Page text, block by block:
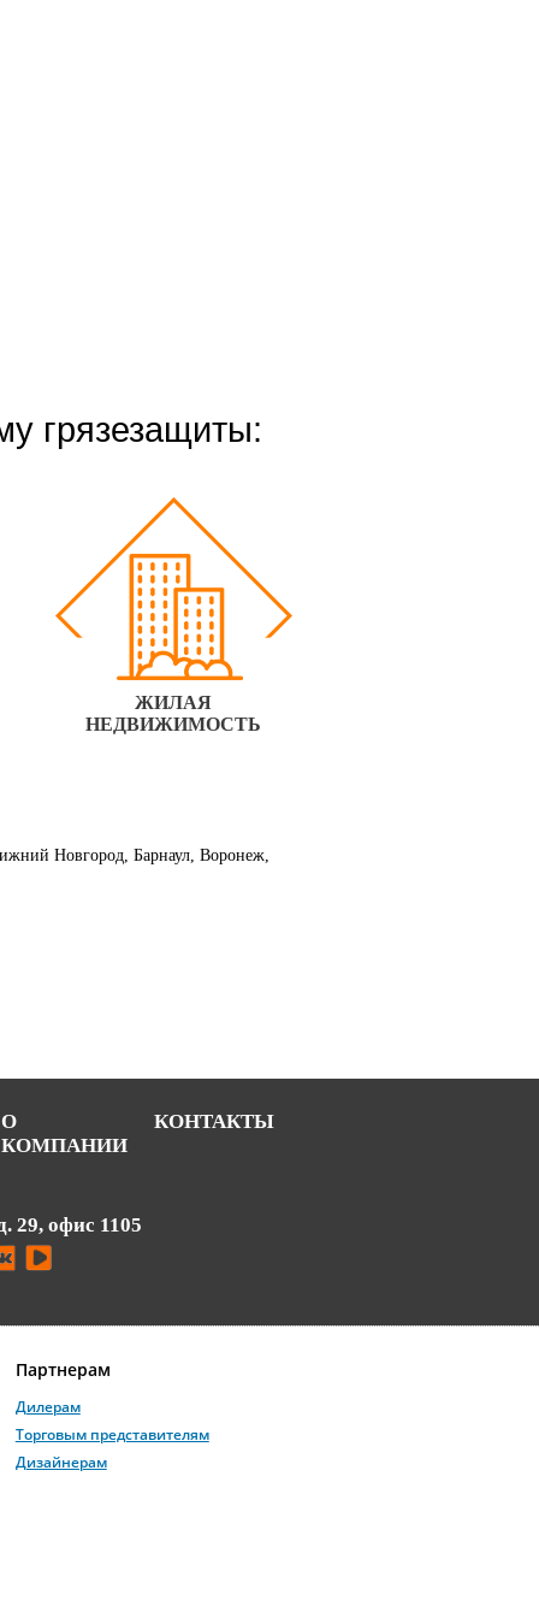
грязезащиты:
ЖИЛАЯ
НЕДВИЖИМОСТЬ
Новгород, Барнаул, Воронеж,
О
КОМПАНИИ
КОНТАКТЫ
29, офис 1105
Партнерам
Дилерам
Торговым представителям
Дизайнерам